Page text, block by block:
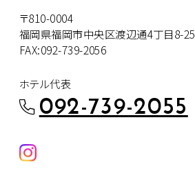
〒810-0004
福岡県福岡市中央区渡辺通4丁目8-25
FAX:092-739-2056
ホテル代表
092-739-2055